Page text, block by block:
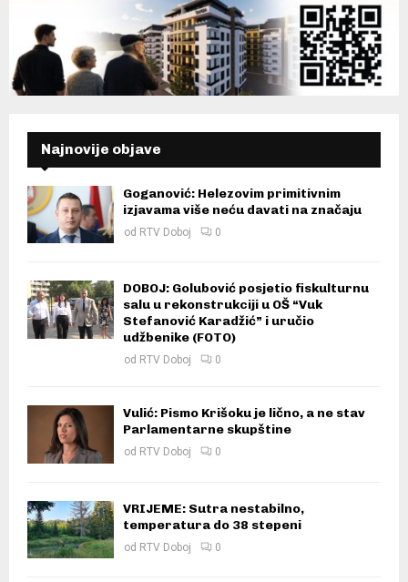
Najnovije objave
Goganović: Helezovim primitivnim
izjavama više neću davati na značaju
od RTV Doboj 0
DOBOJ: Golubović posjetio fiskulturnu
salu u rekonstrukciji u OŠ “Vuk
Stefanović Karadžić” i uručio
udžbenike (FOTO)
od RTV Doboj 0
Vulić: Pismo Krišoku je lično, a ne stav
Parlamentarne skupštine
od RTV Doboj 0
VRIJEME: Sutra nestabilno,
temperatura do 38 stepeni
od RTV Doboj 0